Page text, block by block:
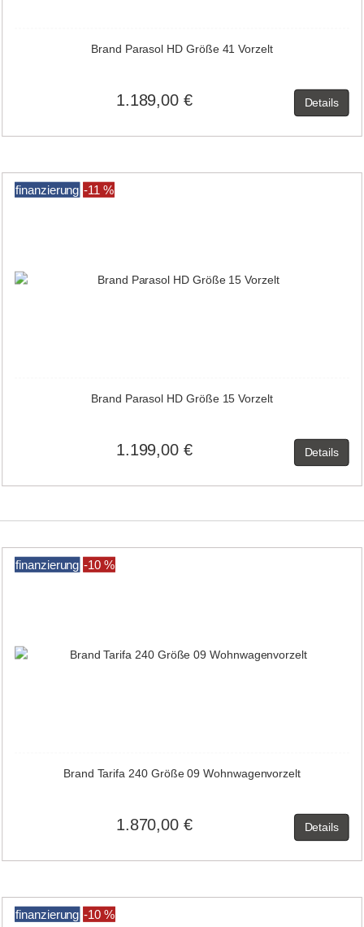
Brand Parasol HD Größe 41 Vorzelt
1.189,00 € Details
finanzierung -11 %
Brand Parasol HD Größe 15 Vorzelt
1.199,00 € Details
finanzierung -10 %
Brand Tarifa 240 Größe 09 Wohnwagenvorzelt
1.870,00 € Details
finanzierung -10 %